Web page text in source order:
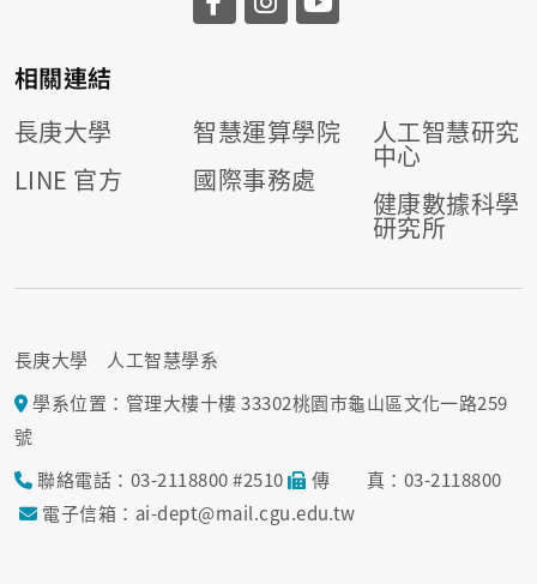
相關連結
長庚大學
LINE 官方
智慧運算學院
國際事務處
人工智慧研究
中心
健康數據科學
研究所
長庚大學 人工智慧學系
學系位置：管理大樓十樓 33302桃園市龜山區文化一路259
號
聯絡電話：03-2118800 #2510
傳 真：03-2118800
電子信箱：ai-dept@mail.cgu.edu.tw